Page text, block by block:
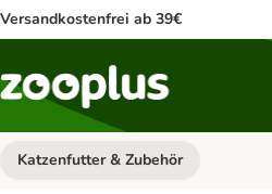
Versandkostenfrei ab 39€
Katzenfutter & Zubehör